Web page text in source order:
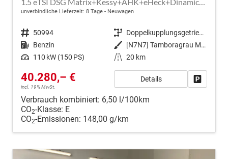
unverbindliche Lieferzeit: 8 Tage Neuwagen
Fahrzeugnr. 50994 Getriebe
Doppelkupplungsgetriebe (DSG)
Kraftstoff Benzin Außenfarbe
[N7N7] Tamboragrau Metallic
Leistung 110 kW (150 PS) Kilometerstand 20 km
40.280,– €
incl. 19% MwSt.
Details
Verbrauch kombiniert: 6,50 l/100km
CO2-Klasse: E
CO2-Emissionen: 148,00 g/km